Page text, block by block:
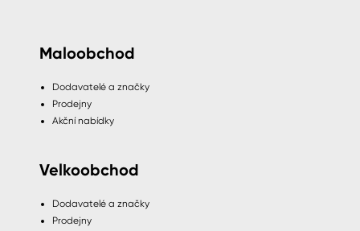
Maloobchod
Dodavatelé a značky
Prodejny
Akční nabídky
Velkoobchod
Dodavatelé a značky
Prodejny